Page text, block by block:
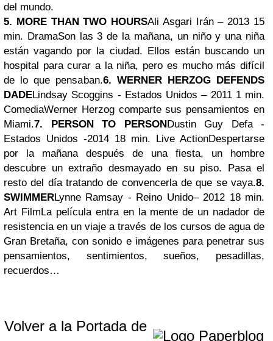
del mundo.
5. MORE THAN TWO HOURSAli Asgari Irán – 2013 15
min. DramaSon las 3 de la mañana, un niño y una niña
están vagando por la ciudad. Ellos están buscando un
hospital para curar a la niña, pero es mucho más difícil
de lo que pensaban.6. WERNER HERZOGDEFENDS
DADELindsay Scoggins - Estados Unidos – 2011 1 min.
ComediaWerner Herzog comparte sus pensamientos en
Miami.7. PERSON TO PERSONDustin Guy Defa -
Estados Unidos -2014 18 min. Live ActionDespertarse
por la mañana después de una fiesta, un hombre
descubre un extraño desmayado en su piso. Pasa el
resto del día tratando de convencerla de que se vaya.8.
SWIMMERLynne Ramsay - Reino Unido– 2012 18 min.
Art FilmLa película entra en la mente de un nadador de
resistencia en un viaje a través de los cursos de agua de
Gran Bretaña, con sonido e imágenes para penetrar sus
pensamientos, sentimientos, sueños, pesadillas,
recuerdos…
Volver a la Portada de